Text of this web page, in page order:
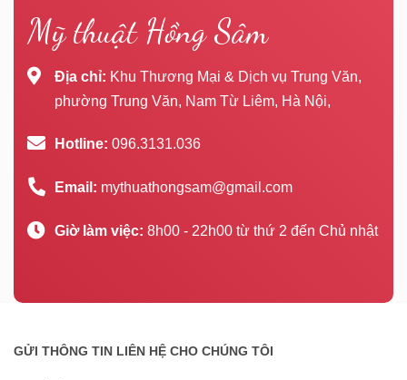
Mỹ thuật Hồng Sâm
Địa chỉ: Khu Thương Mại & Dịch vụ Trung Văn,
phường Trung Văn, Nam Từ Liêm, Hà Nội,
Hotline: 096.3131.036
Email: mythuathongsam@gmail.com
Giờ làm việc: 8h00 - 22h00 từ thứ 2 đến Chủ nhật
GỬI THÔNG TIN LIÊN HỆ CHO CHÚNG TÔI